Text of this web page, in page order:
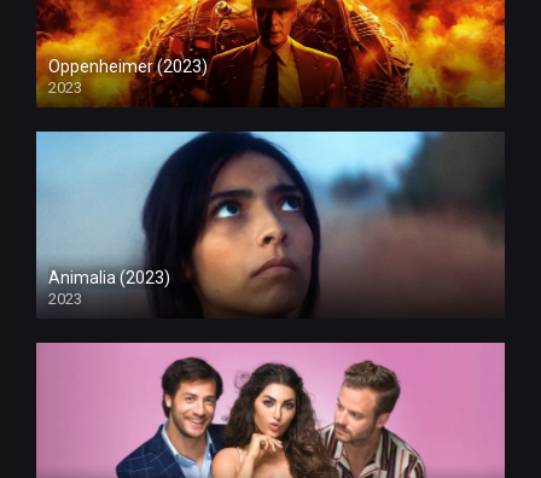
Oppenheimer (2023)
2023
Animalia (2023)
2023